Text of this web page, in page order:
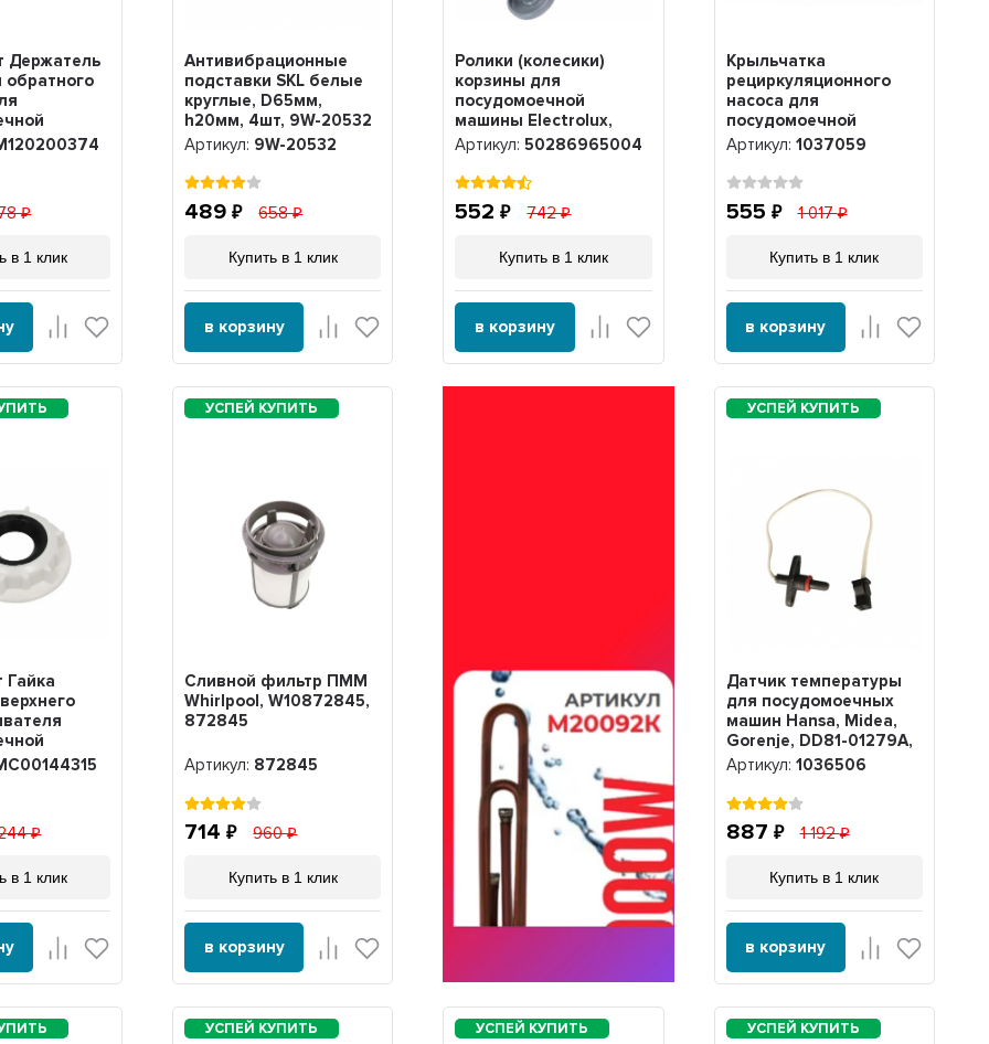
Держатель
в 1 клик
Антивибрационные
подставки SKL белые
круглые, D65мм,
h20мм, 4шт, 9W-20532
Артикул: 9W-20532
489 658
Купить в 1 клик
в корзину
Ролики (колесики)
корзины для
посудомоечной
машины Electrolux,
Zanussi, AEG, комплект
8шт., 50286965004
Артикул:50286965004
552 742
Купить в 1 клик
в корзину
Крыльчатка
рециркуляционного
насоса для
посудомоечной
машины Gorenje,
Hansa, 512660,
1037059, 1037059
Артикул: 1037059
555 1 017
Купить в 1 клик
в корзину
Гайка
в 1 клик
Сливной фильтр ПММ
Whirlpool, W10872845,
872845
Артикул: 872845
714 960
Купить в 1 клик
в корзину
Датчик температуры
для посудомоечных
машин Hansa, Midea,
Gorenje, DD81-01279A,
1036506
Артикул: 1036506
887 1 192
Купить в 1 клик
в корзину